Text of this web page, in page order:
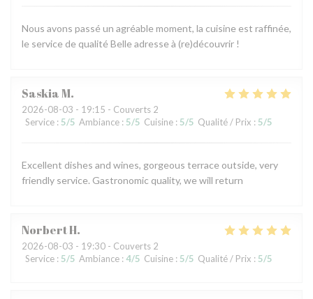
Nous avons passé un agréable moment, la cuisine est raffinée,
le service de qualité Belle adresse à (re)découvrir !
SaskiaM
2026-08-03 - 19:15 - Couverts 2
Service : 5/5 Ambiance : 5/5 Cuisine : 5/5 Qualité / Prix : 5/5
Excellent dishes and wines, gorgeous terrace outside, very
friendly service. Gastronomic quality, we will return
NorbertH
2026-08-03 - 19:30 - Couverts 2
Service : 5/5 Ambiance : 4/5 Cuisine : 5/5 Qualité / Prix : 5/5